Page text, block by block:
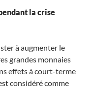
la crise
à augmenter le
grandes monnaies
effets à court-terme
considéré comme